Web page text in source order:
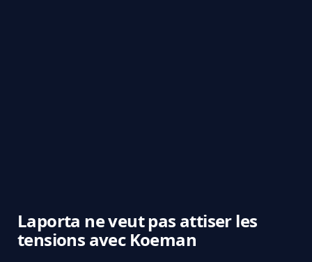
Laporta ne veut pas attiser les
tensions avec Koeman